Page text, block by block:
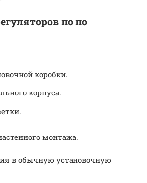
по по
коробки.
корпуса.
монтажа.
в обычную установочную